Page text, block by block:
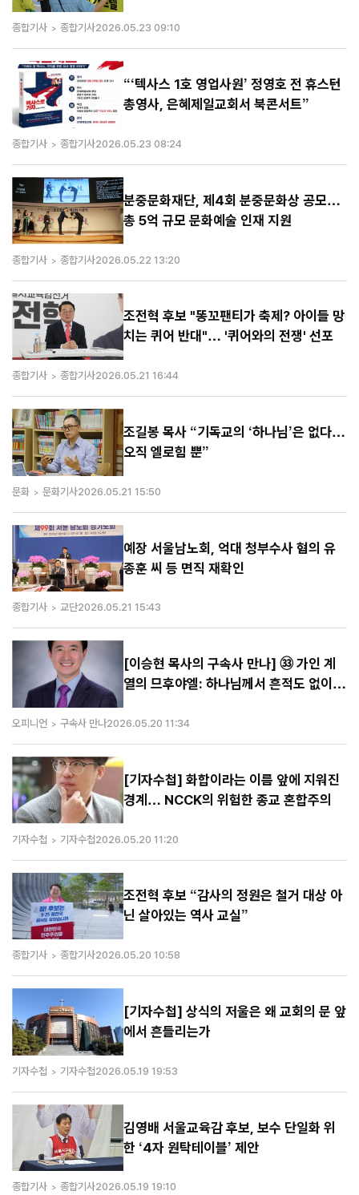
종합기사 종합기사2026.05.23 09:10
“‘텍사스 1호 영업사원’ 정영호 전 휴스턴
총영사, 은혜제일교회서 북콘서트”
종합기사 종합기사2026.05.23 08:24
분중문화재단, 제4회 분중문화상 공모…
총 5억 규모 문화예술 인재 지원
종합기사 종합기사2026.05.22 13:20
조전혁 후보 "똥꼬팬티가 축제? 아이들 망
치는 퀴어 반대"… '퀴어와의 전쟁' 선포
종합기사 종합기사2026.05.21 16:44
조길봉 목사 “기독교의 ‘하나님’은 없다…
오직 엘로힘 뿐”
문화 문화기사2026.05.21 15:50
예장 서울남노회, 억대 청부수사 혐의 유
종훈 씨 등 면직 재확인
종합기사 교단2026.05.21 15:43
[이승현 목사의 구속사 만나] ㉝ 가인 계
열의 므후야엘: 하나님께서 흔적도 없이
오피니언 구속사 만나2026.05.20 11:34
[기자수첩] 화합이라는 이름 앞에 지워진
경계… NCCK의 위험한 종교 혼합주의
기자수첩 기자수첩2026.05.20 11:20
조전혁 후보 “감사의 정원은 철거 대상 아
닌 살아있는 역사 교실”
종합기사 종합기사2026.05.20 10:58
[기자수첩] 상식의 저울은 왜 교회의 문 앞
에서 흔들리는가
기자수첩 기자수첩 2026.05.19 19:53
김영배 서울교육감 후보, 보수 단일화 위
한 ‘4자 원탁테이블’ 제안
종합기사 종합기사2026.05.19 19:10